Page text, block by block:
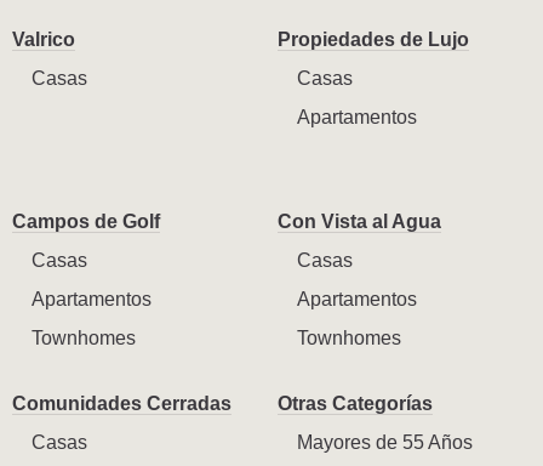
Valrico
Casas
Propiedades de Lujo
Casas
Apartamentos
Campos de Golf
Casas
Apartamentos
Townhomes
Con Vista al Agua
Casas
Apartamentos
Townhomes
Comunidades Cerradas
Casas
Otras Categorías
Mayores de 55 Años